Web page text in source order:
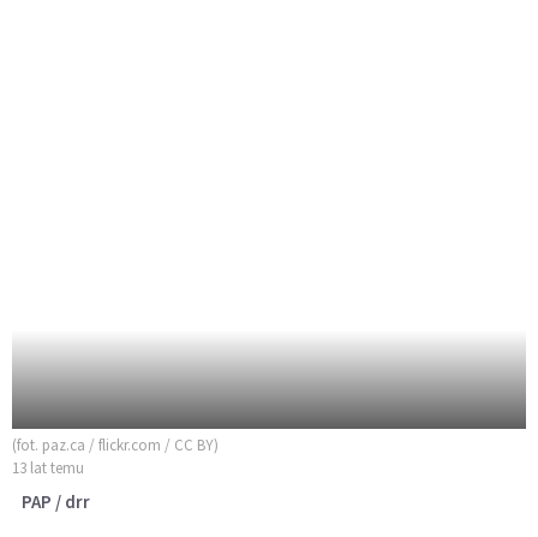
(fot. paz.ca / flickr.com / CC BY)
13 lat temu
PAP / drr